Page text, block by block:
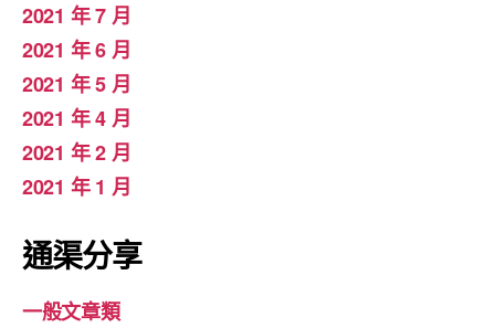
2021 年 7 月
2021 年 6 月
2021 年 5 月
2021 年 4 月
2021 年 2 月
2021 年 1 月
通渠分享
一般文章類